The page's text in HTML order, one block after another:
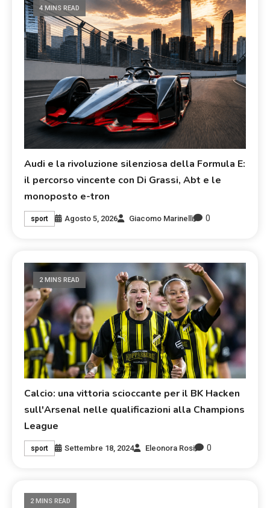
4 MINS READ
Audi e la rivoluzione silenziosa della Formula E:
il percorso vincente con Di Grassi, Abt e le
monoposto e-tron
sport Agosto 5, 2026 Giacomo Marinelli 0
2 MINS READ
Calcio: una vittoria scioccante per il BK Hacken
sull'Arsenal nelle qualificazioni alla Champions
League
sport Settembre 18, 2024 Eleonora Rosi 0
2 MINS READ